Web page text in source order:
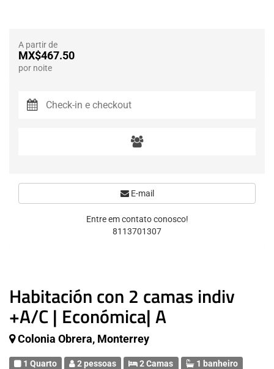
Habitación con 2 camas indiv
+A/C | Económica| A
Colonia Obrera, Monterrey
1 Quarto 2 pessoas 2 Camas 1 banheiro
A partir de
MX$467.50
por noite
E-mail
Entre em contato conosco!
8113701307